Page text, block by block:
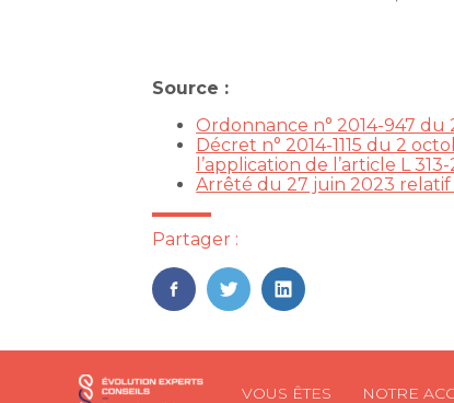
Source :
Ordonnance n° 2014-947 du
Décret n° 2014-1115 du 2
l’application de l’article L
Arrêté du 27 juin 2023 relatif
Partager :
FaceBook
TwitterLinkedIn
Footer
VOUS ÊTES NOTRE